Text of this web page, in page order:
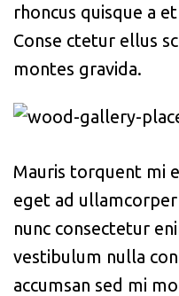
rhoncus quisque a
Conse ctetur ellus
montes gravida.
Mauris torquent mi
eget ad
nunc consectetur
vestibulum nulla
accumsan sed mi